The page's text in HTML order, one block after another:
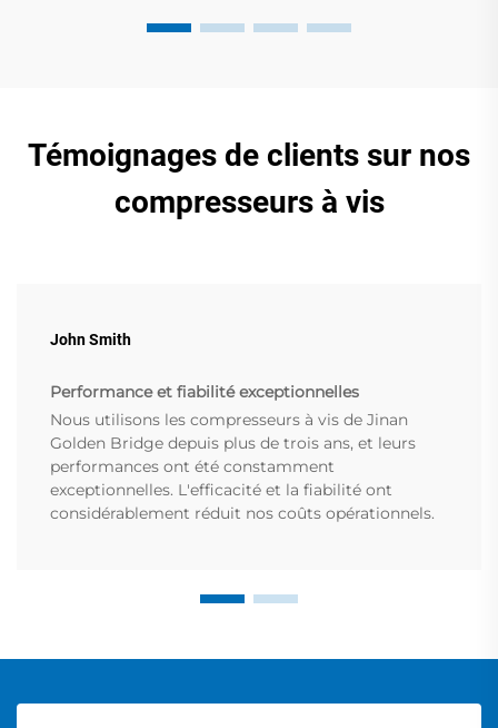
Témoignages de clients sur nos
compresseurs à vis
John Smith
Performance et fiabilité exceptionnelles
Nous utilisons les compresseurs à vis de Jinan
Golden Bridge depuis plus de trois ans, et leurs
performances ont été constamment
exceptionnelles. L'efficacité et la fiabilité ont
considérablement réduit nos coûts opérationnels.